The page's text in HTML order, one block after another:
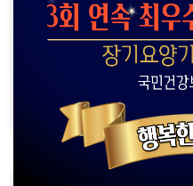
진심으로 어르신들이 지낼 수 있도록
주간식단표